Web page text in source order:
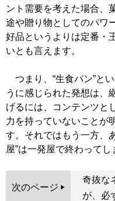
ント需要を考えた場合、
途や贈り物としてのパワ
好品というよりは定番・
いとも言えます。
つまり、“生食パン”と
うに感じられた発想は、
げるには、コンテンツと
力を持っていないことが
す。それではもう一方、
屋”は一発屋で終わって
次のページ
奇抜な
が、必